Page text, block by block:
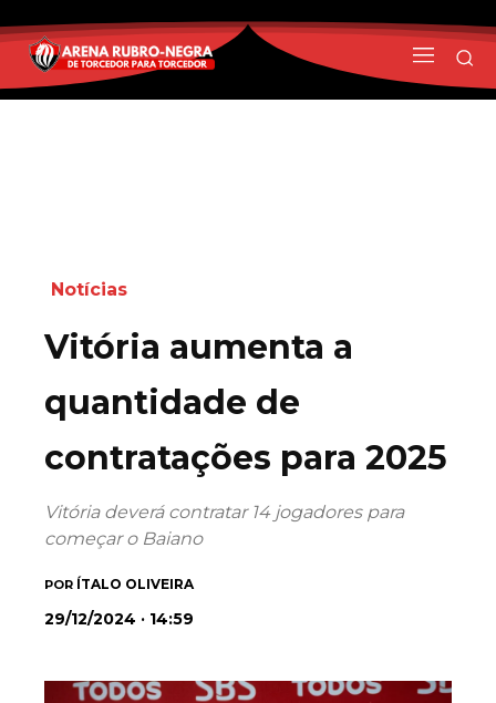
Notícias
Vitória aumenta a
quantidade de
contratações para 2025
Vitória deverá contratar 14 jogadores para
começar o Baiano
POR ÍTALO OLIVEIRA
29/12/2024 · 14:59